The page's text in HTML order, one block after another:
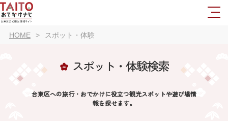
HOME スポット・体験
スポット・体験検索
台東区への旅行・おでかけに役立つ観光スポットや遊び場情
報を探せます。